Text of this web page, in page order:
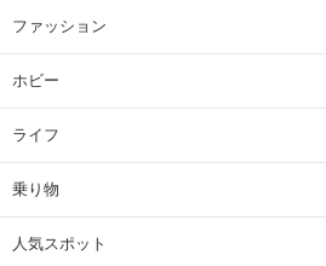
ファッション
ホビー
ライフ
乗り物
人気スポット